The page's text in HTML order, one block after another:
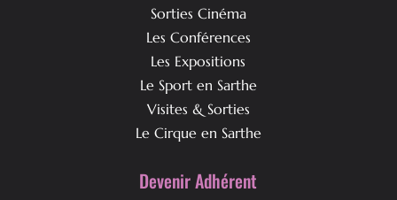
Sorties Cinéma
Les Conférences
Les Expositions
Le Sport en Sarthe
Visites & Sorties
Le Cirque en Sarthe
Devenir Adhérent